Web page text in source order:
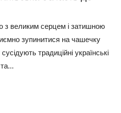
з великим серцем і затишною
зупинитися на чашечку
традиційні українські